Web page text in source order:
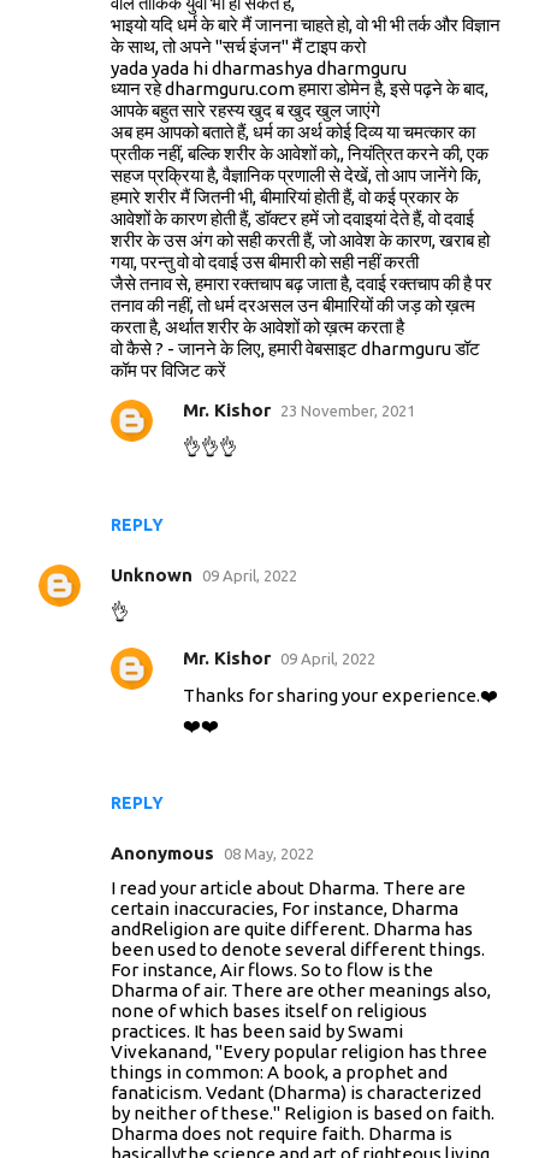
भाइयो यदि धर्म के बारे मैं जानना चाहते हो, वो भी भी तर्क और विज्ञान
के साथ, तो अपने "सर्च इंजन" मैं टाइप करो
yada yada hi dharmashya dharmguru
ध्यान रहे dharmguru.com हमारा डोमेन है, इसे पढ़ने के बाद,
आपके बहुत सारे रहस्य खुद ब खुद खुल जाएंगे
अब हम आपको बताते हैं, धर्म का अर्थ कोई दिव्य या चमत्कार का
प्रतीक नहीं, बल्कि शरीर के आवेशों को,, नियंत्रित करने की, एक
सहज प्रक्रिया है, वैज्ञानिक प्रणाली से देखें, तो आप जानेंगे कि,
हमारे शरीर मैं जितनी भी, बीमारियां होती हैं, वो कई प्रकार के
आवेशों के कारण होती हैं, डॉक्टर हमें जो दवाइयां देते हैं, वो दवाई
शरीर के उस अंग को सही करती हैं, जो आवेश के कारण, खराब हो
गया, परन्तु वो वो दवाई उस बीमारी को सही नहीं करती
जैसे तनाव से, हमारा रक्तचाप बढ़ जाता है, दवाई रक्तचाप की है पर
तनाव की नहीं, तो धर्म दरअसल उन बीमारियों की जड़ को ख़त्म
करता है, अर्थात शरीर के आवेशों को ख़त्म करता है
वो कैसे ? - जानने के लिए, हमारी वेबसाइट dharmguru डॉट
कॉम पर विजिट करें
REPLY
Mr. Kishor 23 November, 2021
👌👌👌
Unknown 09 April, 2022
👌
REPLY
Mr. Kishor 09 April, 2022
Thanks for sharing your experience.❤️
❤️❤️
Anonymous 08 May, 2022
I read your article about Dharma. There are
certain inaccuracies, For instance, Dharma
andReligion are quite different. Dharma has
been used to denote several different things.
For instance, Air flows. So to flow is the
Dharma of air. There are other meanings also,
none of which bases itself on religious
practices. It has been said by Swami
Vivekanand, "Every popular religion has three
things in common: A book, a prophet and
fanaticism. Vedant (Dharma) is characterized
by neither of these." Religion is based on faith.
Dharma does not require faith. Dharma is
basicallythe science and art of righteous living.